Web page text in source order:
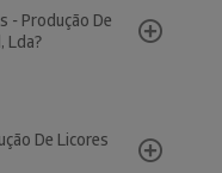
- Produção De
Lda?
De Licores